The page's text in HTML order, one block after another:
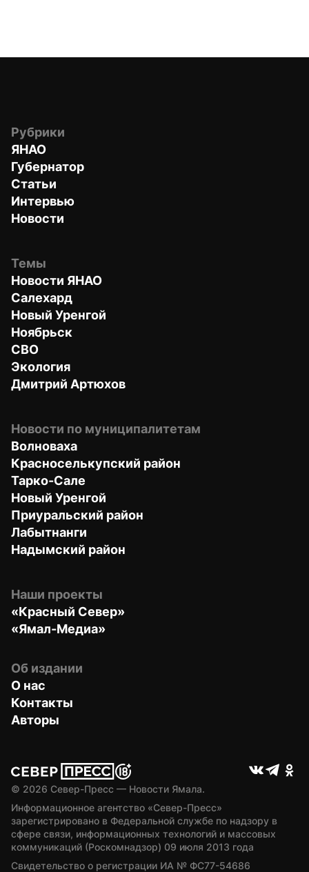
Рубрики
ЯНАО
Губернатор
Статьи
Интервью
Новости
Темы
Новости ЯНАО
Салехард
Новый Уренгой
Ноябрьск
СВО
Экология
Дмитрий Артюхов
Новости по муниципалитетам
Волноваха
Красноселькупский район
Тарко-Сале
Новый Уренгой
Приуральский район
Лабытнанги
Надымский район
Наши проекты
«Красный Север»
«Ямал-Медиа»
Об издании
О нас
Контакты
Авторы
© 2026 Север-Пресс — Новости Ямала.
Информационное агентство «Север-Пресс»
зарегистрировано в Федеральной службе по надзору в
сфере связи, информационных технологий и массовых
коммуникаций (Роскомнадзор) 09 июля 2013 года
Свидетельство о регистрации ИА № ФС77-54686